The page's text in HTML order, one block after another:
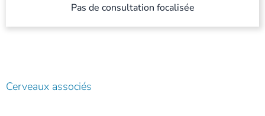
Pas de consultation focalisée
Cerveaux associés